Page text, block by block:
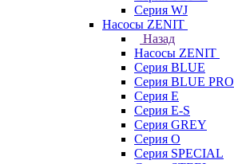
Серия WJ
Насосы ZENIT
Назад
Насосы ZENIT
Серия BLUE
Серия BLUE PRO
Серия E
Серия E-S
Серия GREY
Серия O
Серия SPECIAL